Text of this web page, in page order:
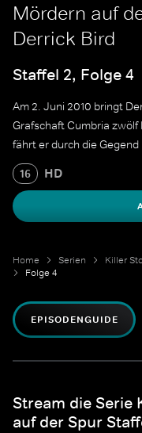
Mördern auf
Derrick Bird
Staffel 2, Folge 4
Am 2. Juni 2010 bringt
Grafschaft Cumbria
fährt er durch die
16 HD
Home Serien
Folge 4
EPISODENGUIDE
Stream die Serie
auf der Spur